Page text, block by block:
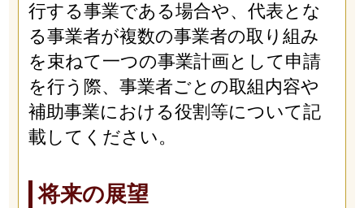
行する事業である場合や、代表とな
る事業者が複数の事業者の取り組み
を束ねて一つの事業計画として申請
を行う際、事業者ごとの取組内容や
補助事業における役割等について記
載してください。
将来の展望